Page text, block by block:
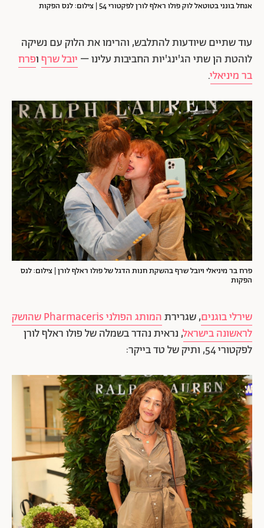
אנחל בונני בטוטאל לוק פולו ראלף לורן לפקטורי 54 | צילום: לנס הפקות
עוד שתיים שיודעות להתלבש, והרימו את הלוק עם נשיקה
לוהטת הן שתי הג'ינג'יות החביבות עלינו – יובל שרףופרח
בר מיניאלי.
פרח בר מיניאלי ויובל שרף בהשקת חנות הדגל של פולו ראלף לורן | צילום: לנס
הפקות
שירלי בוגנים, שגרירת
המותג הפולני Pharmaceris שהושק
לראשונה בישראל, נראית נהדר בשמלה של פולו ראלף לורן
לפקטורי 54, ותיק של טד בייקר: